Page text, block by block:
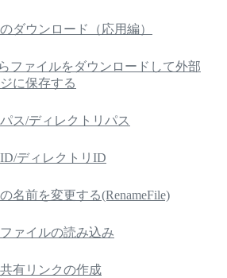
ダウンロード（応用編）
ファイルをダウンロードして外部
に保存する
ス/ディレクトリパス
ディレクトリID
名前を変更する(RenameFile)
ァイルの読み込み
有リンクの作成